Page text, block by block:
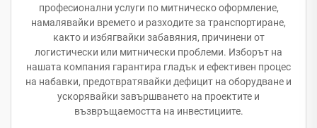
професионални услуги по митническо оформление,
намалявайки времето и разходите за транспортиране,
както и избягвайки забавяния, причинени от
логистически или митнически проблеми. Изборът на
нашата компания гарантира гладък и ефективен процес
на набавки, предотвратявайки дефицит на оборудване и
ускорявайки завършването на проектите и
възвръщаемостта на инвестициите.